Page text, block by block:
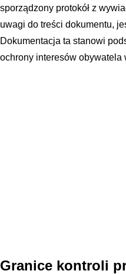
sporządzony protokół z
uwagi do treści dokumentu,
Dokumentacja ta stanowi
ochrony interesów
Granice kontroli